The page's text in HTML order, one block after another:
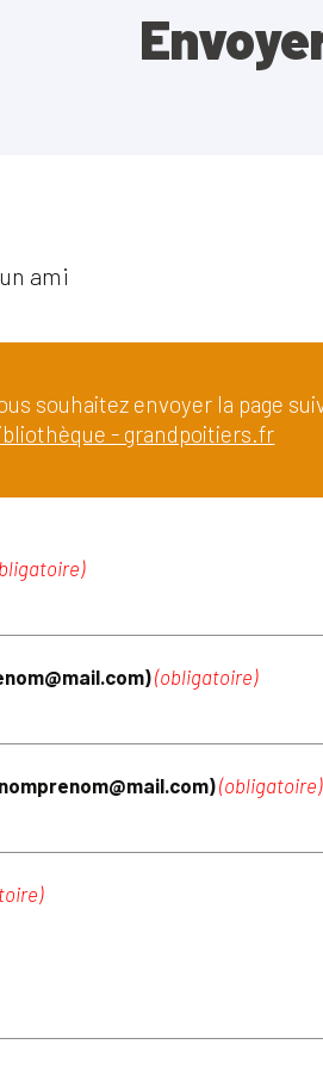
ami
souhaitez envoyer la page
- grandpoitiers.fr
(obligatoire)
(obligatoire)